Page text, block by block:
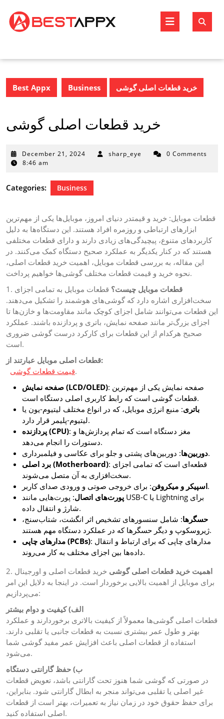
content
Open
Best Appx Business خرید قطعات اصلی گوشی
خرید قطعات اصلی گوشی
December 21, 2024 Decembersharp_eye
0 Comments
8:46 am
Categories: Business
قطعات موبایل: خرید و قیمتدر دنیای امروز، موبایل‌ها یکی از مهم‌ترین
ابزارهای ارتباطی و روزمره افراد هستند. این دستگاه‌ها به دلیل
کاربردهای متنوع، پیچیدگی‌های زیادی دارند و دارای قطعات مختلفی
هستند که در کنار یکدیگر به عملکرد صحیح دستگاه کمک می‌کنند. در
این مقاله، به بررسی قطعات موبایل، اهمیت خرید قطعات اصلی،
نحوه خرید و قیمت قطعات مختلف گوشی‌ها خواهیم پرداخت.
1.
قطعات موبایل چیست؟ قطعات موبایل به تمامی اجزای
سخت‌افزاری اشاره دارد که گوشی‌های هوشمند را تشکیل می‌دهند.
این قطعات می‌توانند شامل اجزای کوچک مانند مقاومت‌ها و خازن‌ها تا
اجزای بزرگ‌تر مانند صفحه نمایش، باتری و پردازنده باشند. عملکرد
صحیح هرکدام از این قطعات برای کارکرد درست گوشی ضروری
است.
قطعات اصلی موبایل عبارتند از:
قیمت قطعات گوشی.
صفحه نمایش (LCD/OLED): صفحه نمایش یکی از مهم‌ترین
قطعات گوشی است که رابط کاربری اصلی دستگاه است.
باتری: منبع انرژی موبایل، که در انواع مختلف لیتیوم-یون یا
لیتیوم-پلیمر قرار دارد.
پردازنده (CPU): مغز دستگاه است که تمام پردازش‌ها و
دستورات را انجام می‌دهد.
دوربین‌ها: دوربین‌های پشتی و جلو برای عکاسی و فیلمبرداری.
برد اصلی (Motherboard): قطعه‌ای است که تمامی اجزای
سخت‌افزاری به آن متصل می‌شوند.
اسپیکر و میکروفن: برای خروجی صوتی و ورودی صدای کاربر.
پورت‌های اتصال: پورت‌هایی مانند USB-C یا Lightning برای
شارژ و انتقال داده.
حسگرها: شامل سنسورهای تشخیص اثر انگشت، شتاب‌سنج،
ژیروسکوپ و دیگر حسگرها که در عملکرد دستگاه مهم هستند.
مدارهای چاپی (PCBs): مدارهای چاپی که برای ارتباط و انتقال
داده‌ها بین اجزای مختلف به کار می‌روند.
2.
اهمیت خرید قطعات اصلی گوشی خرید قطعات اصلی و اورجینال
برای موبایل از اهمیت بالایی برخوردار است. در اینجا به دلایل این امر
می‌پردازیم:
الف) کیفیت و دوام بیشتر
قطعات اصلی گوشی‌ها معمولاً از کیفیت بالاتری برخوردارند و عملکرد
بهتر و طول عمر بیشتری نسبت به قطعات جانبی یا تقلبی دارند.
استفاده از قطعات اصلی باعث افزایش عمر مفید گوشی شما
می‌شود.
ب) حفظ گارانتی دستگاه
در صورتی که گوشی شما هنوز تحت گارانتی باشد، تعویض قطعات
غیر اصلی یا تقلبی می‌تواند منجر به ابطال گارانتی شود. بنابراین،
برای حفظ حقوق خود در زمان نیاز به تعمیرات، بهتر است از قطعات
اصلی استفاده کنید.